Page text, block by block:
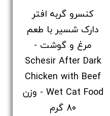
کنسرو گربه افتر
دارک شسیر با طعم
مرغ و گوشت -
Schesir After Dark
Chicken with Beef
Wet Cat Food - وزن
80 گرم